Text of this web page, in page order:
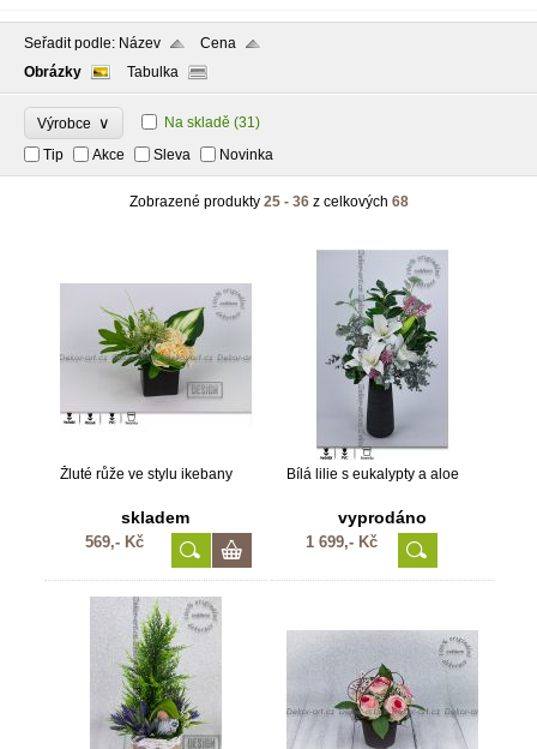
Seřadit podle: Název
Cena
Obrázky
Tabulka
Výrobce ∨ Na skladě (31)
Tip
Akce Sleva Novinka
Zobrazené produkty 25 - 36z celkových 68
Žluté růže ve stylu ikebany
skladem
569,- Kč
Bílá lilie s eukalypty a aloe
vyprodáno
1 699,- Kč